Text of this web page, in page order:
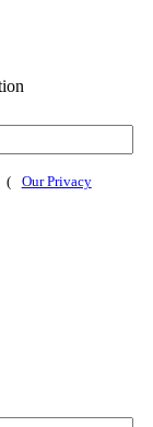
(
Our Privacy